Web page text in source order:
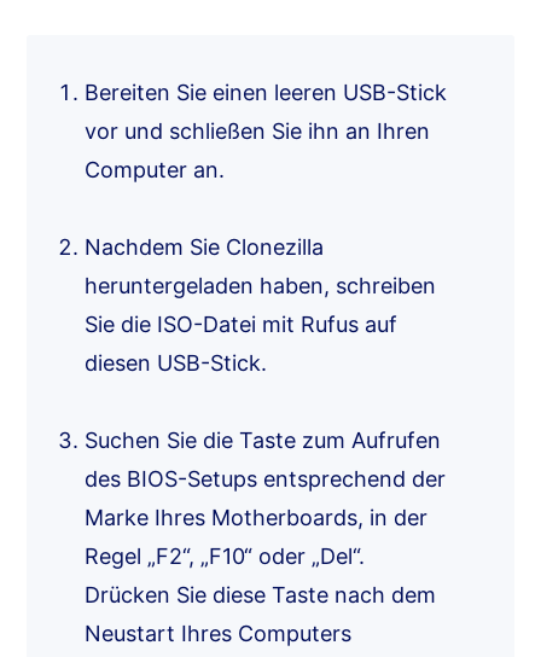
Bereiten Sie einen leeren USB-Stick
vor und schließen Sie ihn an Ihren
Computer an.
Nachdem Sie Clonezilla
heruntergeladen haben, schreiben
Sie die ISO-Datei mit Rufus auf
diesen USB-Stick.
Suchen Sie die Taste zum Aufrufen
des BIOS-Setups entsprechend der
Marke Ihres Motherboards, in der
Regel „F2“, „F10“ oder „Del“.
Drücken Sie diese Taste nach dem
Neustart Ihres Computers